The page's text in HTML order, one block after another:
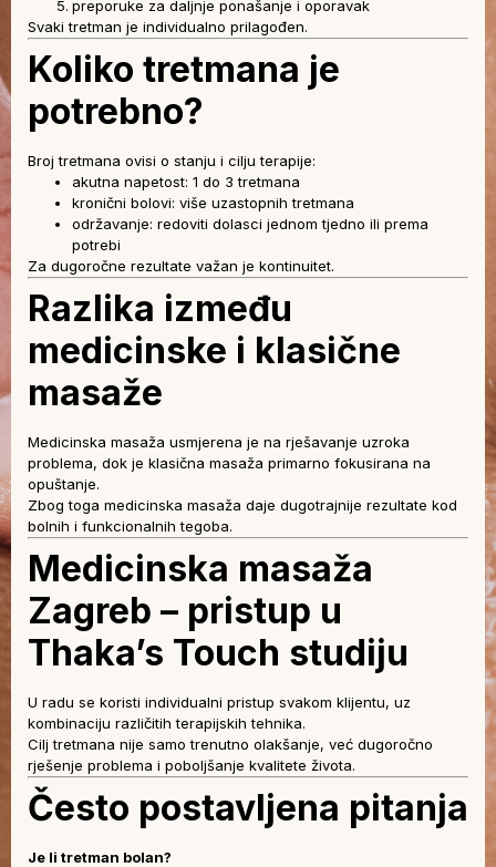
preporuke za daljnje ponašanje i oporavak
Svaki tretman je individualno prilagođen.
Koliko tretmana je
potrebno?
Broj tretmana ovisi o stanju i cilju terapije:
akutna napetost: 1 do 3 tretmana
kronični bolovi: više uzastopnih tretmana
održavanje: redoviti dolasci jednom tjedno ili prema
potrebi
Za dugoročne rezultate važan je kontinuitet.
Razlika između
medicinske i klasične
masaže
Medicinska masaža usmjerena je na rješavanje uzroka
problema, dok je klasična masaža primarno fokusirana na
opuštanje.
Zbog toga medicinska masaža daje dugotrajnije rezultate kod
bolnih i funkcionalnih tegoba.
Medicinska masaža
Zagreb – pristup u
Thaka’s Touch studiju
U radu se koristi individualni pristup svakom klijentu, uz
kombinaciju različitih terapijskih tehnika.
Cilj tretmana nije samo trenutno olakšanje, već dugoročno
rješenje problema i poboljšanje kvalitete života.
Često postavljena pitanja
Je li tretman bolan?